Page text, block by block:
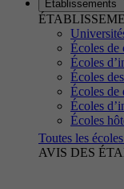
Établissements
Écoles de
Écoles
Écoles
Écoles de
Écoles
Écoles
Toutes les écoles
AVIS DES